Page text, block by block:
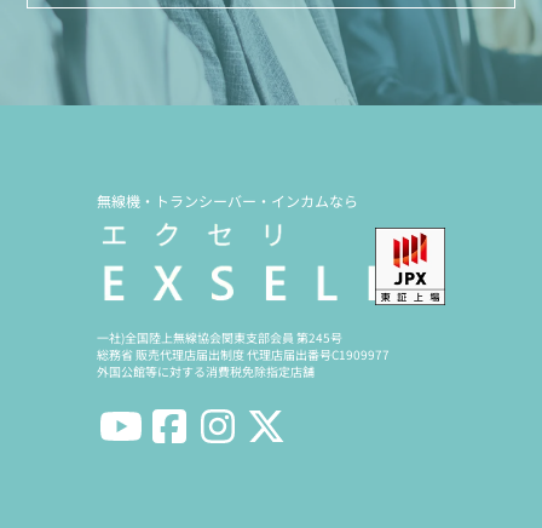
無線機・トランシーバー・インカムなら
一社)全国陸上無線協会関東支部会員 第245号
総務省 販売代理店届出制度 代理店届出番号C1909977
外国公館等に対する消費税免除指定店舗